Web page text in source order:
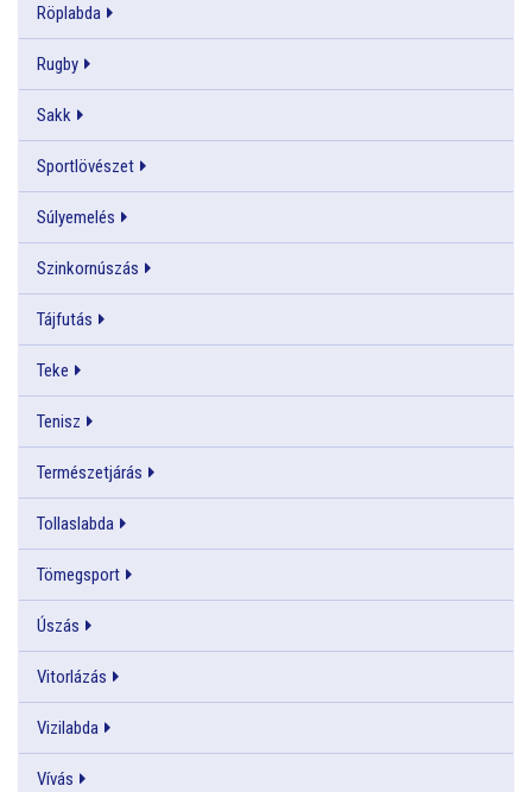
Röplabda
Rugby
Sakk
Sportlövészet
Súlyemelés
Szinkornúszás
Tájfutás
Teke
Tenisz
Természetjárás
Tollaslabda
Tömegsport
Úszás
Vitorlázás
Vizilabda
Vívás